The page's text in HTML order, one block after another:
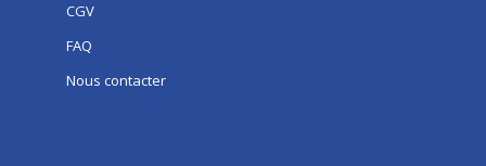
CGV
FAQ
Nous contacter